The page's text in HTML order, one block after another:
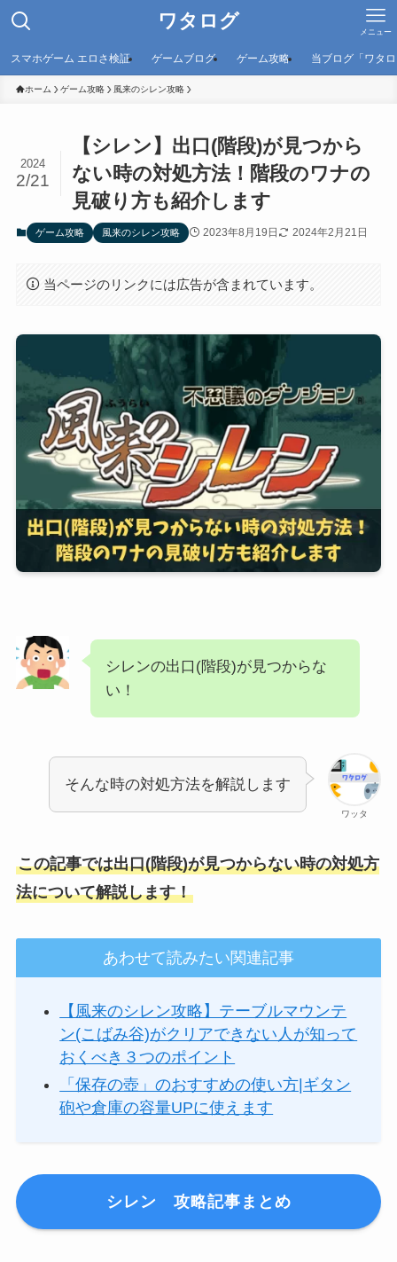
ワタログ メニュー
スマホゲーム エロさ検証 ゲームブログ ゲーム攻略 当ブログ「ワタ
ホーム ゲーム攻略 風来のシレン攻略
【シレン】出口(階段)が見つから
ない時の対処方法！階段のワナの
見破り方も紹介します
2024
2/21
ゲーム攻略 風来のシレン攻略 2023年8月19日 2024年2月21日
当ページのリンクには広告が含まれています。
シレンの出口(階段)が見つからな
い！
ワッタ
そんな時の対処方法を解説します
この記事では出口(階段)が見つからない時の対処方
法について解説します！
あわせて読みたい関連記事
【風来のシレン攻略】テーブルマウンテ
ン(こばみ谷)がクリアできない人が知って
おくべき３つのポイント
「保存の壺」のおすすめの使い方|ギタン
砲や倉庫の容量UPに使えます
シレン 攻略記事まとめ